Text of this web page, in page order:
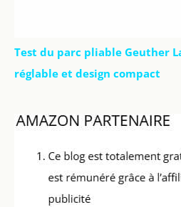
Test du parc pliable Geuther
réglable et design compact